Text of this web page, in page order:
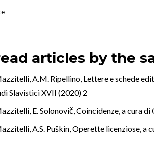
articles by the
A.M. Ripellino, Lettere e schede
Slavistici XVII (2020) 2
E. Solonovič, Coincidenze, a cura
A.S. Puškin, Operette licenziose, a